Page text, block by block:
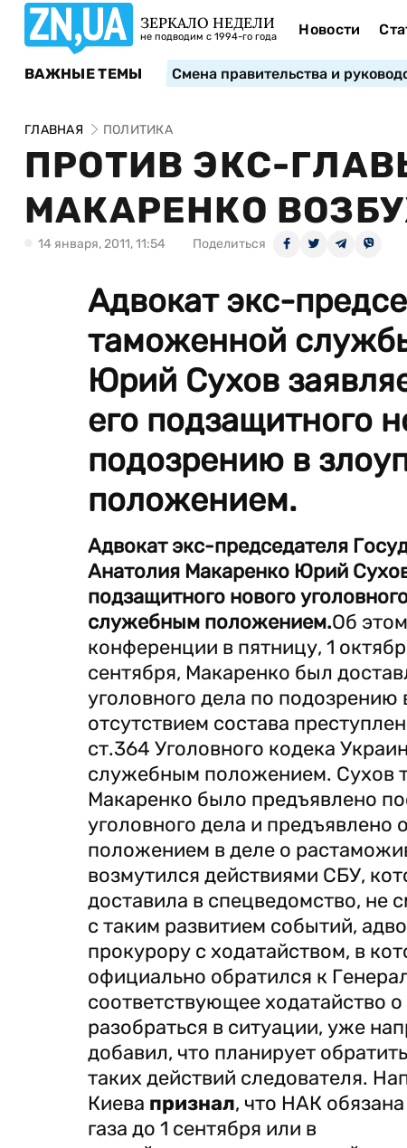
ЗЕРКАЛО НЕДЕЛИ
не подводим с 1994-го года Новости
ВАЖНЫЕ ТЕМЫ Смена правительства и
ГЛАВНАЯ ПОЛИТИКА
ПРОТИВ ЭКС-
МАКАРЕНКО
14 января, 2011, 11:54 Поделиться
Адвокат экс-
таможенной
Юрий Сухов
его подзащитного
подозрению в
положением.
Адвокат экс-председателя
Анатолия Макаренко Юрий
подзащитного нового
служебным положением.Об
конференции в пятницу, 1
сентября, Макаренко был
уголовного дела по подозрению
отсутствием состава
ст.364 Уголовного кодека
служебным положением. Сухов
Макаренко было предъявлено
уголовного дела и
положением в деле о
возмутился действиями СБУ,
доставила в спецведомство, не
с таким развитием событий,
прокурору с ходатайством, в
официально обратился к
соответствующее ходатайство
разобраться в ситуации, уже
добавил, что планирует
таких действий следователя.
Киева признал, что НАК
газа до 1 сентября или в